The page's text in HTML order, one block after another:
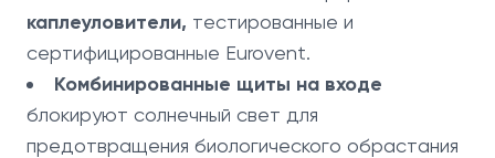
каплеуловители, тестированные и
сертифицированные Eurovent.
Комбинированные щиты на входе
блокируют солнечный свет для
предотвращения биологического обрастания